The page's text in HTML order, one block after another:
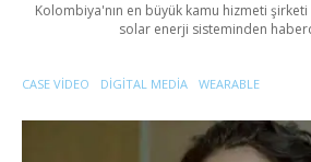
Kolombiya'nın en büyük kamu hizmeti şirketi
solar enerji sisteminden
CASE VIDEO DIGITAL MEDIA WEARABLE